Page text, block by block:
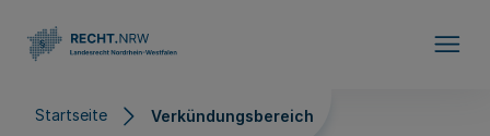
Startseite Verkündungsbereich